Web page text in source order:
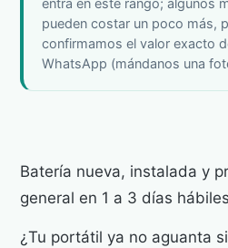
pueden costar un poco más,
confirmamos el valor exacto
WhatsApp (mándanos una
Batería nueva, instalada y
general en 1 a 3 días hábiles
¿Tu portátil ya no aguanta